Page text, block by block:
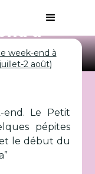
à
week-end à
2 août)
Le Petit
pépites
le début du